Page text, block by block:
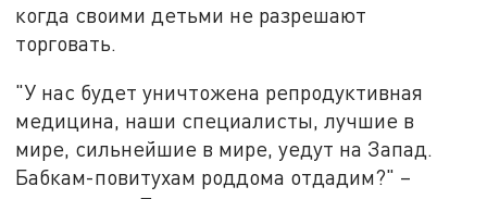
когда своими детьми не разрешают
торговать.
"У нас будет уничтожена репродуктивная
медицина, наши специалисты, лучшие в
мире, сильнейшие в мире, уедут на Запад.
Бабкам-повитухам роддома отдадим?" –